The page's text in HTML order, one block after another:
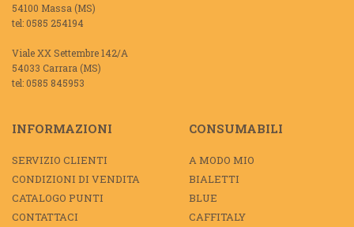
54100 Massa (MS)
tel: 0585 254194
Viale XX Settembre 142/A
54033 Carrara (MS)
tel: 0585 845953
INFORMAZIONI
SERVIZIO CLIENTI
CONDIZIONI DI VENDITA
CATALOGO PUNTI
CONTATTACI
CONSUMABILI
A MODO MIO
BIALETTI
BLUE
CAFFITALY